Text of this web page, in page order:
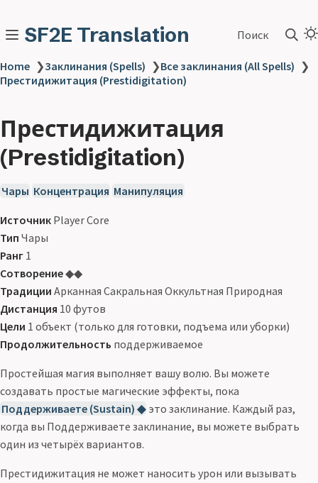
SF2E Translation Поиск
Home ❯Заклинания (Spells) ❯Все заклинания (All Spells) ❯
Престидижитация (Prestidigitation)
Престидижитация
(Prestidigitation)
Чары Концентрация Манипуляция
Источник Player Core
Тип Чары
Ранг 1
Сотворение◆◆
Традиции Арканная Сакральная Оккультная Природная
Дистанция 10 футов
Цели 1 объект (только для готовки, подъема или уборки)
Продолжительность поддерживаемое
Простейшая магия выполняет вашу волю. Вы можете
создавать простые магические эффекты, пока
Поддерживаете (Sustain) ◆ это заклинание. Каждый раз,
когда вы Поддерживаете заклинание, вы можете выбрать
один из четырёх вариантов.
Престидижитация не может наносить урон или вызывать